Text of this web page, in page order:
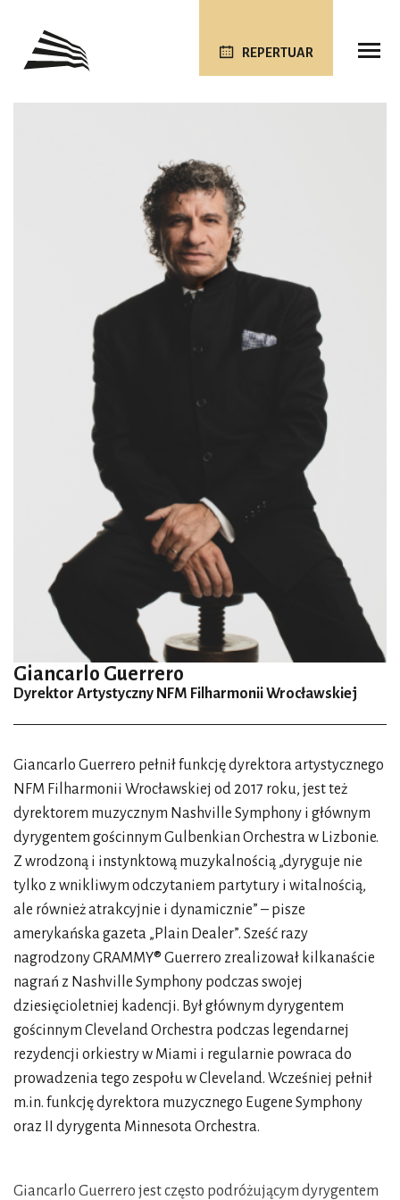
REPERTUAR
Giancarlo Guerrero
Dyrektor Artystyczny NFM Filharmonii Wrocławskiej
Giancarlo Guerrero pełnił funkcję dyrektora artystycznego
NFM Filharmonii Wrocławskiej od 2017 roku, jest też
dyrektorem muzycznym Nashville Symphony i głównym
dyrygentem gościnnym Gulbenkian Orchestra w Lizbonie.
Z wrodzoną i instynktową muzykalnością „dyryguje nie
tylko z wnikliwym odczytaniem partytury i witalnością,
ale również atrakcyjnie i dynamicznie” – pisze
amerykańska gazeta „Plain Dealer”. Sześć razy
nagrodzony GRAMMY® Guerrero zrealizował kilkanaście
nagrań z Nashville Symphony podczas swojej
dziesięcioletniej kadencji. Był głównym dyrygentem
gościnnym Cleveland Orchestra podczas legendarnej
rezydencji orkiestry w Miami i regularnie powraca do
prowadzenia tego zespołu w Cleveland. Wcześniej pełnił
m.in. funkcję dyrektora muzycznego Eugene Symphony
oraz II dyrygenta Minnesota Orchestra.
Giancarlo Guerrero jest często podróżującym dyrygentem